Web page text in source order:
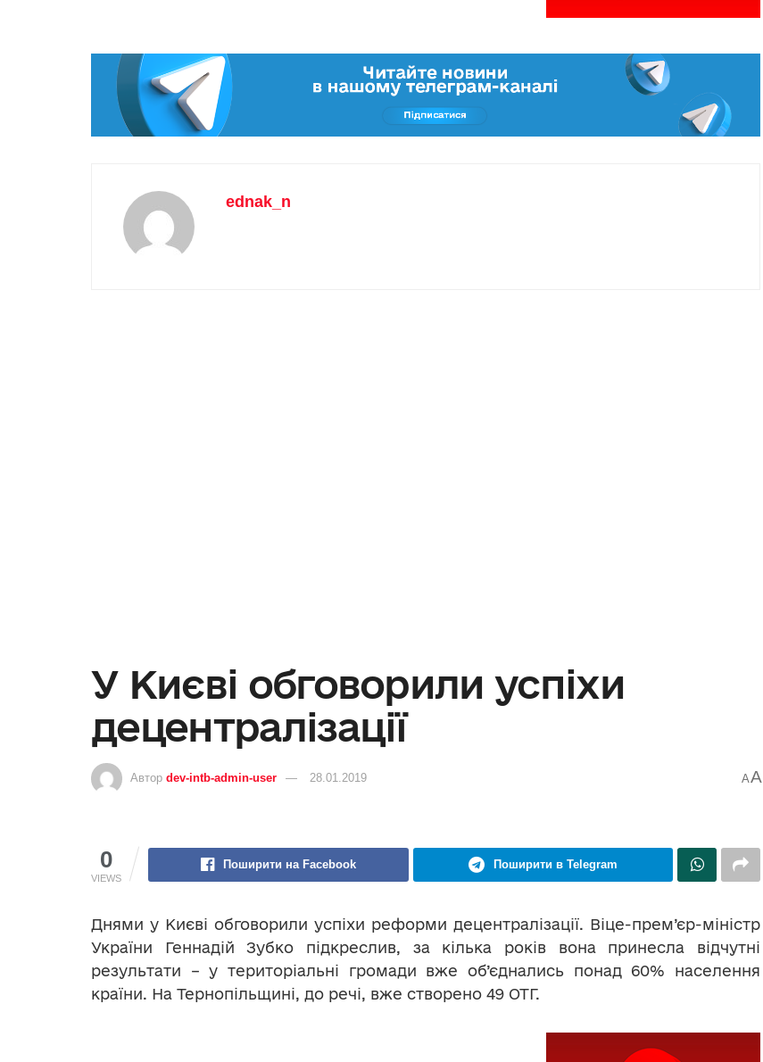
ednak_n
У Києві обговорили успіхи
децентралізації
Автор dev-intb-admin-user 28.01.2019 AA
0
VIEWS
Поширити на Facebook Поширити в Telegram
Днями у Києві обговорили успіхи реформи децентралізації. Віце-прем’єр-міністр
України Геннадій Зубко підкреслив, за кілька років вона принесла відчутні
результати – у територіальні громади вже об’єднались понад 60% населення
країни. На Тернопільщині, до речі, вже створено 49 ОТГ.